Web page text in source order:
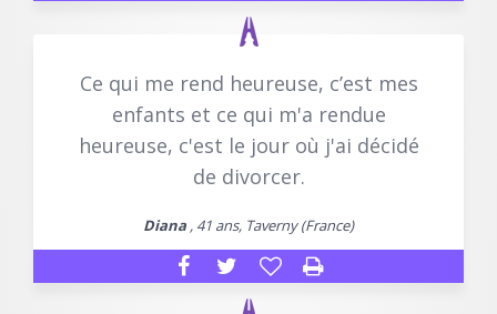
Ce qui me rend heureuse, c’est mes
enfants et ce qui m'a rendue
heureuse, c'est le jour où j'ai décidé
de divorcer.
Diana , 41 ans, Taverny (France)